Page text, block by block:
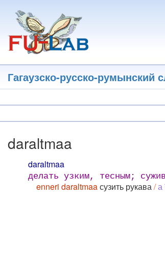
основному
содержанию
Гагаузско-русско-румынский
daraltmaa
daraltmaa
делать узким, тесным;
enneri daraltmaaсузить рукава/а